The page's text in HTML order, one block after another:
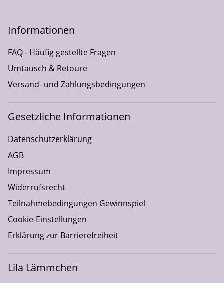
Informationen
FAQ - Häufig gestellte Fragen
Umtausch & Retoure
Versand- und Zahlungsbedingungen
Gesetzliche Informationen
Datenschutzerklärung
AGB
Impressum
Widerrufsrecht
Teilnahmebedingungen Gewinnspiel
Cookie-Einstellungen
Erklärung zur Barrierefreiheit
Lila Lämmchen